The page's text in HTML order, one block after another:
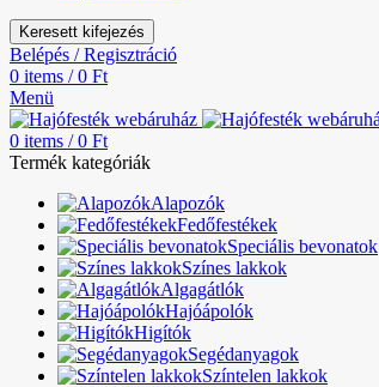
Keresett kifejezés
Belépés / Regisztráció
0 items / 0 Ft
Menü
0 items / 0 Ft
Termék kategóriák
Alapozók
Fedőfestékek
Speciális bevonatok
Színes lakkok
Algagátlók
Hajóápolók
Higítók
Segédanyagok
Színtelen lakkok